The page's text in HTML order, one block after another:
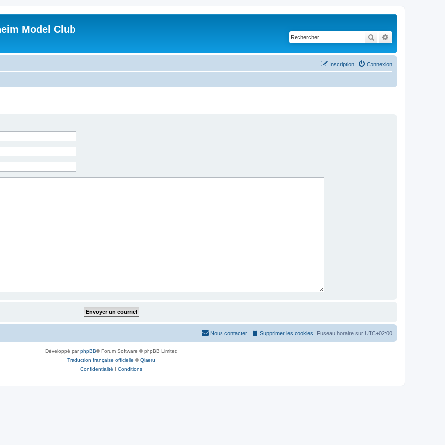
Model Club
Rechercher
Connexion
Inscription
Fuseau horaire sur UTC+02:00
Supprimer les cookies
Nous contacter
Développé parphpBB® Forum Software © phpBB Limited
Traduction française officielle ©Qiaeru
Confidentialité | Conditions